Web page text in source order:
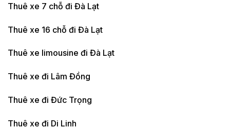
Thuê xe 7 chỗ đi Đà Lạt
Thuê xe 16 chỗ đi Đà Lạt
Thuê xe limousine đi Đà Lạt
Thuê xe đi Lâm Đồng
Thuê xe đi Đức Trọng
Thuê xe đi Di Linh